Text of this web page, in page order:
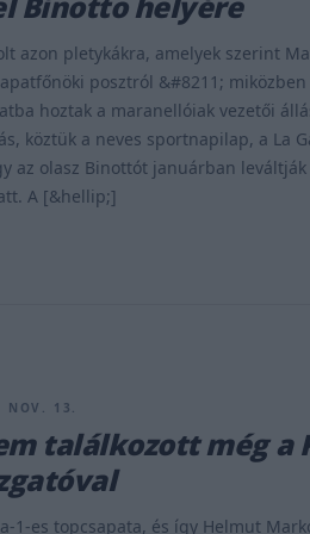
azon pletykákra, amelyek szerint
posztról &#8211;
hoztak a maranellóiak vezetői
köztük a neves sportnapilap, a La
az olasz Binottót januárban
A [&hellip;]
13.
találkozott még a
1-es topcsapata, és így Helmut